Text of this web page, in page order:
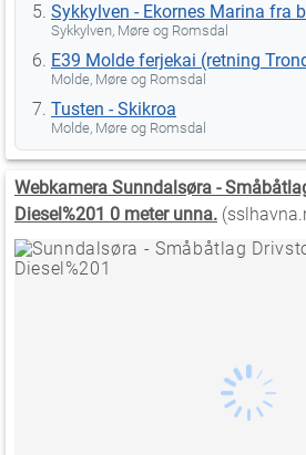
Sykkylven - Ekornes Marina fra
Sykkylven, Møre og Romsdal
E39 Molde ferjekai (retning
Molde, Møre og Romsdal
Tusten - Skikroa
Molde, Møre og Romsdal
Webkamera Sunndalsøra -
Diesel%201 0 meter unna.